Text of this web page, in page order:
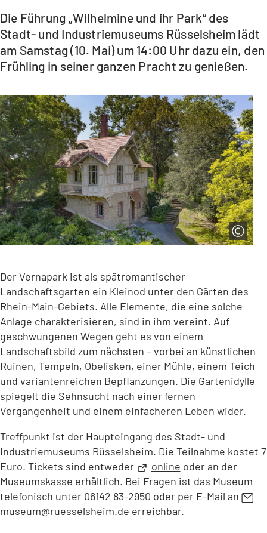
Die Führung „Wilhelmine und ihr Park“ des
Stadt- und Industriemuseums Rüsselsheim lädt
am Samstag (10. Mai) um 14:00 Uhr dazu ein, den
Frühling in seiner ganzen Pracht zu genießen.
Der Vernapark ist als spätromantischer
Landschaftsgarten ein Kleinod unter den Gärten des
Rhein-Main-Gebiets. Alle Elemente, die eine solche
Anlage charakterisieren, sind in ihm vereint. Auf
geschwungenen Wegen geht es von einem
Landschaftsbild zum nächsten – vorbei an künstlichen
Ruinen, Tempeln, Obelisken, einer Mühle, einem Teich
und variantenreichen Bepflanzungen. Die Gartenidylle
spiegelt die Sehnsucht nach einer fernen
Vergangenheit und einem einfacheren Leben wider.
Treffpunkt ist der Haupteingang des Stadt- und
Industriemuseums Rüsselsheim. Die Teilnahme kostet 7
Euro. Tickets sind entweder
online
(Öffnet
in
einem
neuen
oder an der
Museumskasse erhältlich. Bei Fragen ist das Museum
telefonisch unter 06142 83-2950 oder per E-Mail an
museum
ruesselsheim de erreichbar.